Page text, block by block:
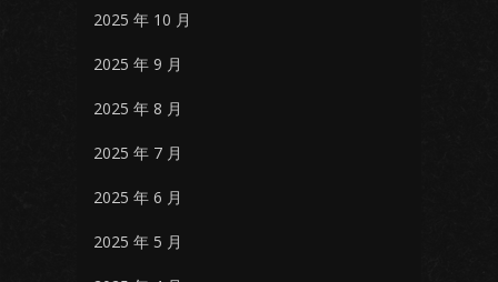
2025 年 10 月
2025 年 9 月
2025 年 8 月
2025 年 7 月
2025 年 6 月
2025 年 5 月